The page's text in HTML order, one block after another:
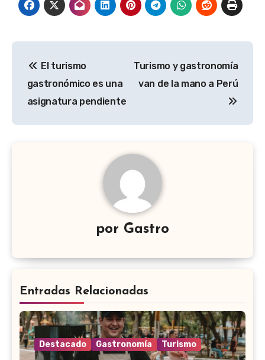
de
entradas
El turismo
gastronómico es una
asignatura pendiente
Turismo y gastronomía
van de la mano a Perú
por Gastro
Entradas Relacionadas
Destacado Gastronomía Turismo